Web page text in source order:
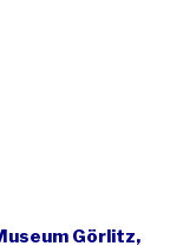
Görlitz,